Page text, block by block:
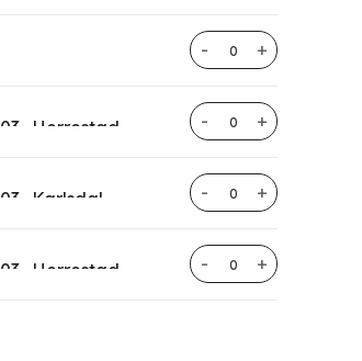
Trappestolpe antal
Trappestolpe antal
Trappestolpe antal
Trappestolpe antal